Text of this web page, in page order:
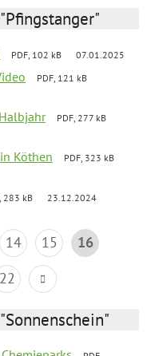
PDF, 102 kB 07.01.2025
PDF, 121 kB
PDF, 277 kB
Köthen
PDF, 323 kB
283 kB 23.12.2024
14 15
16
22